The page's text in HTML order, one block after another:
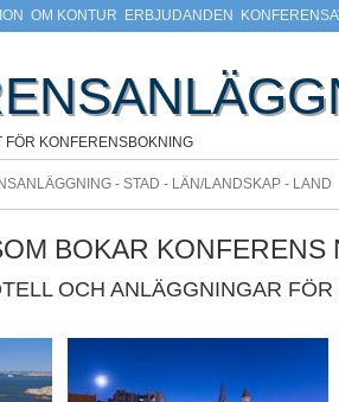
OM KONTUR ERBJUDANDEN
FÖR KONFERENSBOKNING
BOKAR
OCH ANLÄGGNINGAR